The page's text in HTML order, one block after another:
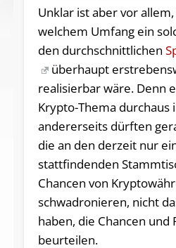
Unklar ist aber vor
welchem Umfang ein
den durchschnittlichen
überhaupt
realisierbar wäre. Denn
Krypto-Thema durchaus
andererseits dürften
die an den derzeit nur
stattfindenden
Chancen von
schwadronieren, nicht
haben, die Chancen und
beurteilen.